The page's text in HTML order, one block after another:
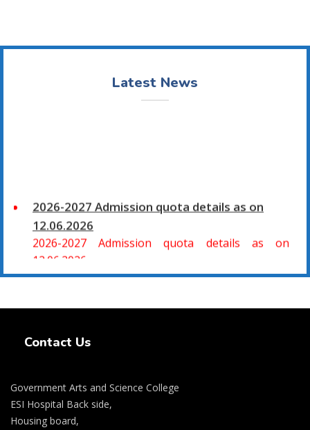
Latest News
2026-2027 Admission quota details as on
12.06.2026
2026-2027 Admission quota details as on
12.06.2026
08.06.2026 அன்று B.Sc., கணிதம், B.Sc., கணினி
விலங்கியல் ஆகிய அறிவியல் பாடப்பிரிவுகளுக்கும்,
09.06.2026 அன்று B.Com., வணிகவியல், B.B.A.,
வணிக நிர்வாகவியல், B.A., பொருளியல், B.A., வரலாறு
Contact Us
Government Arts and Science College
ESI Hospital Back side,
Housing board,